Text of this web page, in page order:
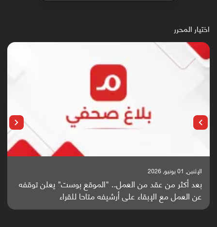
اختيار المحرر
الإثنين, 25 مايو, 2026
باحثون من اليمن يدخلون سباق أبحاث ألزهايمر بدراسة
واعدة منشورة عالميا (ترجمة)